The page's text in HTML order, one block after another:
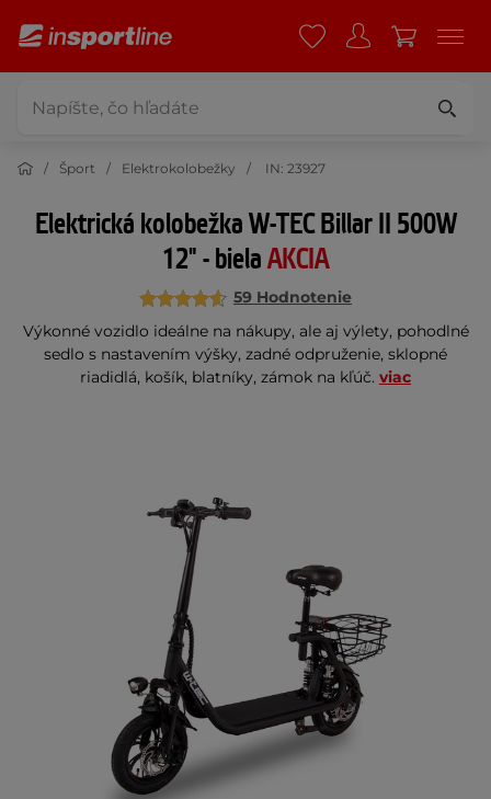
Šport Elektrokolobežky IN: 23927
Elektrická kolobežka W-TEC Billar II 500W
12" - bielaAKCIA
59 Hodnotenie
Výkonné vozidlo ideálne na nákupy, ale aj výlety, pohodlné
sedlo s nastavením výšky, zadné odpruženie, sklopné
riadidlá, košík, blatníky, zámok na kľúč. viac